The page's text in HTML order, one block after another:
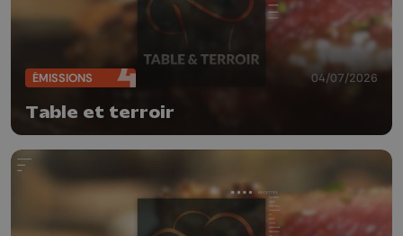
ÉMISSIONS 04/07/2026
Table et terroir